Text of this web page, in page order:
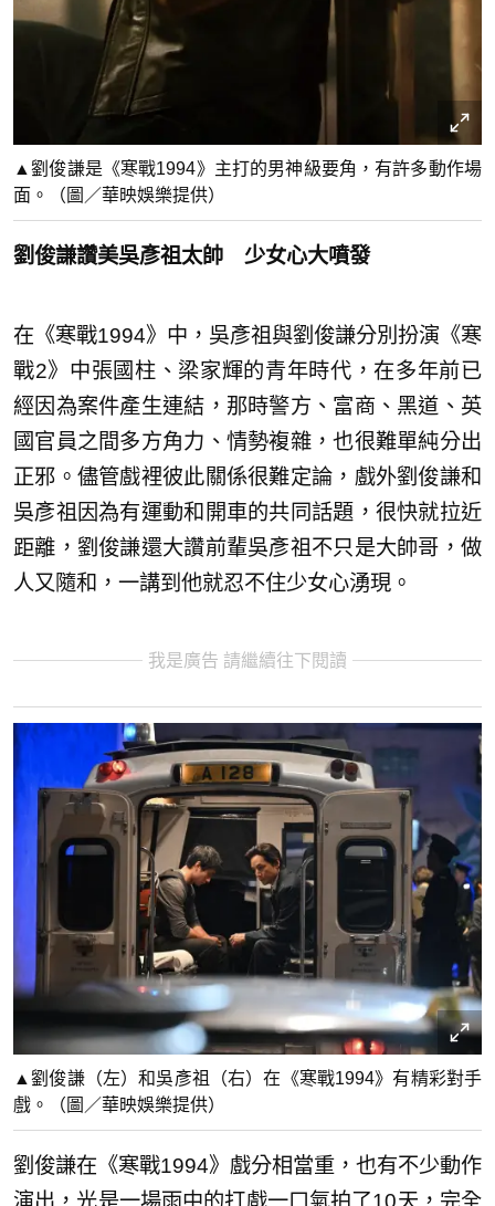
▲劉俊謙是《寒戰1994》主打的男神級要角，有許多動作場
面。（圖／華映娛樂提供）
劉俊謙讚美吳彥祖太帥 少女心大噴發
在《寒戰1994》中，吳彥祖與劉俊謙分別扮演《寒
戰2》中張國柱、梁家輝的青年時代，在多年前已
經因為案件產生連結，那時警方、富商、黑道、英
國官員之間多方角力、情勢複雜，也很難單純分出
正邪。儘管戲裡彼此關係很難定論，戲外劉俊謙和
吳彥祖因為有運動和開車的共同話題，很快就拉近
距離，劉俊謙還大讚前輩吳彥祖不只是大帥哥，做
人又隨和，一講到他就忍不住少女心湧現。
我是廣告 請繼續往下閱讀
▲劉俊謙（左）和吳彥祖（右）在《寒戰1994》有精彩對手
戲。（圖／華映娛樂提供）
劉俊謙在《寒戰1994》戲分相當重，也有不少動作
演出，光是一場雨中的打戲一口氣拍了10天，完全